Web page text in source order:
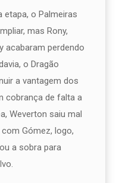
etapa, o Palmeiras
mas Rony,
acabaram perdendo
o Dragão
a vantagem dos
cobrança de falta a
Weverton saiu mal
Gómez, logo,
a sobra para